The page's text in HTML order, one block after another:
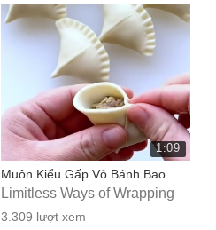
cc:
1:09
Muôn Kiểu Gấp Vỏ Bánh Bao
Limitless Ways of Wrapping
3.309 lượt xem